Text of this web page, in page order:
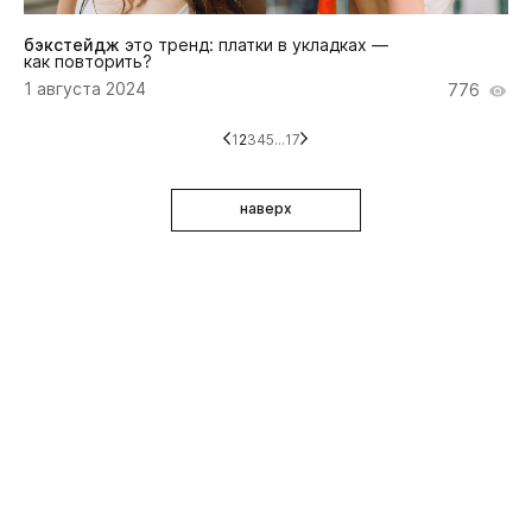
бэкстейдж это тренд: платки в укладках —
как повторить?
1 августа 2024
776
1 2345...17
наверх